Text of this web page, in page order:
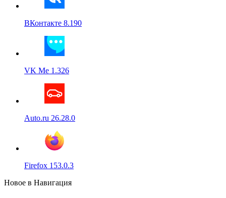
ВКонтакте 8.190
VK Me 1.326
Auto.ru 26.28.0
Firefox 153.0.3
Новое в Навигация